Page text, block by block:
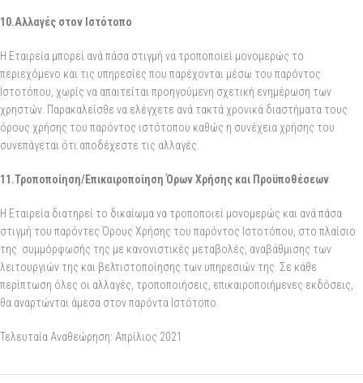
10.Αλλαγές στον Ιστότοπο
Η Εταιρεία μπορεί ανά πάσα στιγμή να τροποποιεί μονομερώς το
περιεχόμενο και τις υπηρεσίες που παρέχονται μέσω του παρόντος
Ιστοτόπου, χωρίς να απαιτείται προηγούμενη σχετική ενημέρωση των
χρηστών. Παρακαλείσθε να ελέγχετε ανά τακτά χρονικά διαστήματα τους
όρους χρήσης του παρόντος ιστότοπου καθώς η συνέχεια χρήσης του
συνεπάγεται ότι αποδέχεστε τις αλλαγές.
11.Τροποποίηση/Επικαιροποίηση Όρων Χρήσης και Προϋποθέσεων
Η Εταιρεία διατηρεί το δικαίωμα να τροποποιεί μονομερώς και ανά πάσα
στιγμή του παρόντες Όρους Χρήσης του παρόντος Ιστοτόπου, στο πλαίσιο
της συμμόρφωσής της με κανονιστικές μεταβολές, αναβάθμισης των
λειτουργιών της και βελτιστοποίησης των υπηρεσιών της. Σε κάθε
περίπτωση όλες οι αλλαγές, τροποποιήσεις, επικαιροποιήμενες εκδόσεις,
θα αναρτώνται άμεσα στον παρόντα Ιστότοπο.
Τελευταία Αναθεώρηση: Απρίλιος 2021